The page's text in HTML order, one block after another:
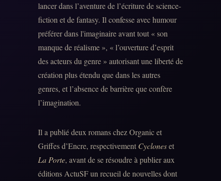
lancer dans l’aventure de l’écriture de science-
fiction et de fantasy. Il confesse avec humour
préférer dans l'imaginaire avant tout « son
manque de réalisme », « l’ouverture d’esprit
des acteurs du genre » autorisant une liberté de
création plus étendu que dans les autres
genres, et l’absence de barrière que confère
l’imagination.
Il a publié deux romans chez Organic et
Griffes d’Encre, respectivement Cycloneset
La Porte, avant de se résoudre à publier aux
éditions ActuSF un recueil de nouvelles dont